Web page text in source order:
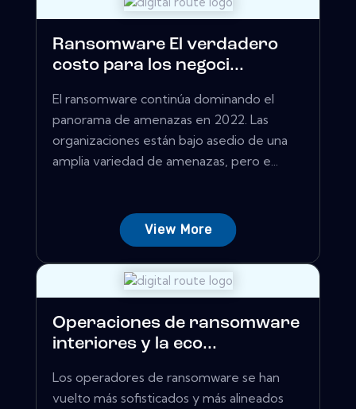
Ransomware El verdadero
costo para los negoci...
El ransomware continúa dominando el
panorama de amenazas en 2022. Las
organizaciones están bajo asedio de una
amplia variedad de amenazas, pero e...
View More
Operaciones de ransomware
interiores y la eco...
Los operadores de ransomware se han
vuelto más sofisticados y más alineados